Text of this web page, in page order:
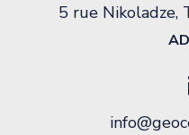
5 rue Nikoladze,